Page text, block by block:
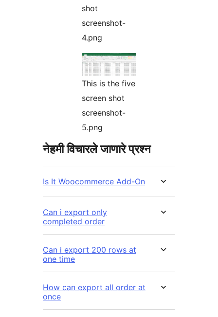
shot
screenshot-
4.png
This is the five
screen shot
screenshot-
5.png
नेहमी विचारले जाणारे प्रश्न
Is It Woocommerce Add-On
Can i export only
completed order
Can i export 200 rows at
one time
How can export all order at
once